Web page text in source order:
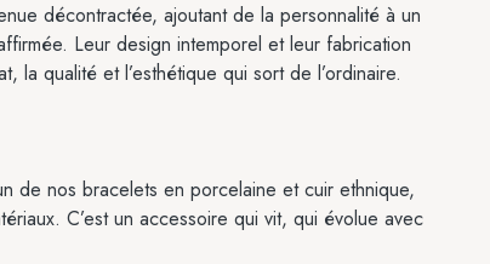
décontractée, ajoutant de la personnalité à un
Leur design intemporel et leur fabrication
la qualité et l’esthétique qui sort de l’ordinaire.
de nos bracelets en porcelaine et cuir ethnique,
C’est un accessoire qui vit, qui évolue avec